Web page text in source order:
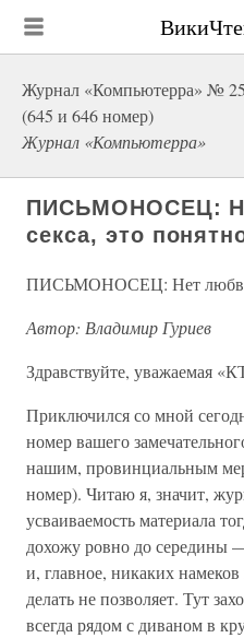
Журнал «Компьютерра» №
(645 и 646 номер)
Журнал «Компьютерра»
ПИСЬМОНОСЕЦ:
секса, это
ПИСЬМОНОСЕЦ: Нет любви,
Автор: Владимир Гуриев
Здравствуйте, уважаемая
Приключился со мной
номер вашего
нашим, провинциальным
номер). Читаю я, значит,
усваиваемость материала
дохожу ровно до середины
и, главное, никаких
делать не позволяет. Тут
всегда рядом с диваном в